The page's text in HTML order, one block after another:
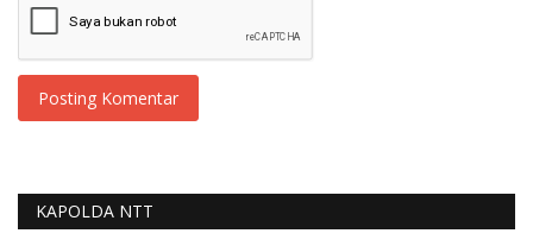
Posting Komentar
KAPOLDA NTT